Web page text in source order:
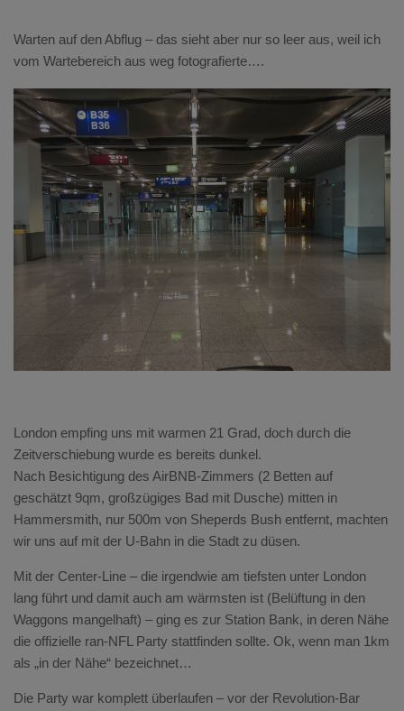
Warten auf den Abflug – das sieht aber nur so leer aus, weil ich
vom Wartebereich aus weg fotografierte….
London empfing uns mit warmen 21 Grad, doch durch die
Zeitverschiebung wurde es bereits dunkel.
Nach Besichtigung des AirBNB-Zimmers (2 Betten auf
geschätzt 9qm, großzügiges Bad mit Dusche) mitten in
Hammersmith, nur 500m von Sheperds Bush entfernt, machten
wir uns auf mit der U-Bahn in die Stadt zu düsen.
Mit der Center-Line – die irgendwie am tiefsten unter London
lang führt und damit auch am wärmsten ist (Belüftung in den
Waggons mangelhaft) – ging es zur Station Bank, in deren Nähe
die offizielle ran-NFL Party stattfinden sollte. Ok, wenn man 1km
als „in der Nähe“ bezeichnet…
Die Party war komplett überlaufen – vor der Revolution-Bar